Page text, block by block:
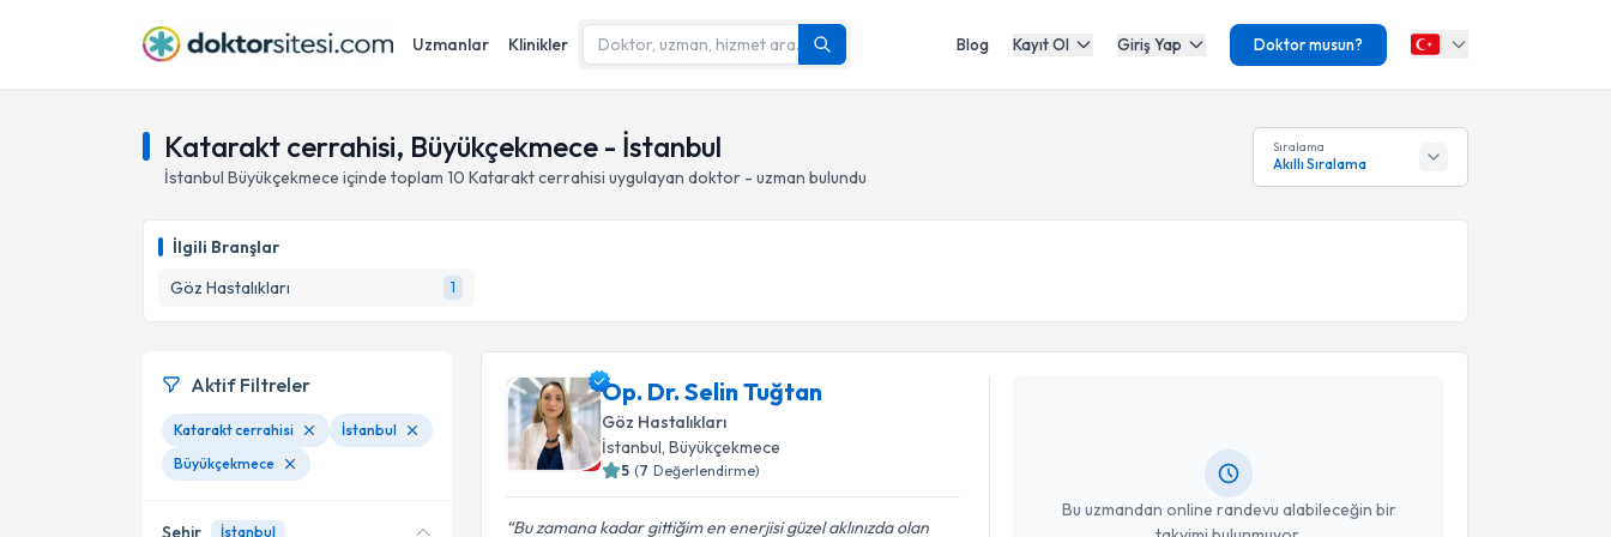
Uzmanlar Klinikler Blog Kayıt Ol Giriş Yap Doktor musun?
Katarakt cerrahisi, Büyükçekmece - İstanbul
İstanbul Büyükçekmece içinde toplam 10 Katarakt cerrahisi uygulayan doktor - uzman bulundu
Sıralama
Akıllı Sıralama
İlgili Branşlar
Göz Hastalıkları
1
Op. Dr. Selin Tuğtan
Göz Hastalıkları
İstanbul, Büyükçekmece
5 (7 Değerlendirme)
Bu zamana kadar gittiğim en enerjisi güzel aklınızda olan
Bu uzmandan online randevu alabileceğin bir
Op. Dr. Selin Tuğtan
Aktif Filtreler
Katarakt cerrahisi
İstanbul
Büyükçekmece
Şehir İstanbul